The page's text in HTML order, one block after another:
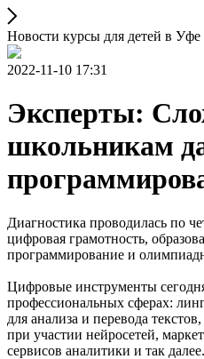
Новости курсы для детей в Уфе
2022-11-10 17:31
Эксперты:
школьникам
Диагностика проводилась по
цифровая грамотность,
программирование и
Цифровые инструменты
профессиональных сферах:
для анализа и перевода
при участии нейросетей,
сервисов аналитики и так далее.